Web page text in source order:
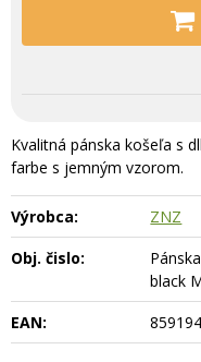
Kvalitná pánska košeľa s
farbe s jemným vzorom.
Výrobca:
ZNZ
Obj. čislo:
black
EAN: